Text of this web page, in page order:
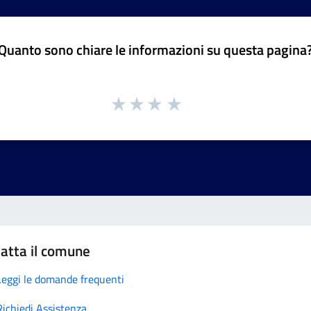
sono chiare le informazioni su questa
il comune
le domande frequenti